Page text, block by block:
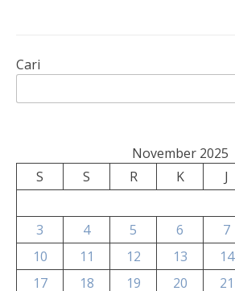
Cari
November 2025
S
S R K J
3
4 5 6 7
10
11 12 13 14
17
18 19 20 21